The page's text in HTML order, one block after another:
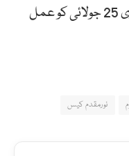
کیا تھا جبکہ ان کے والدین کی گرفتاری 25 جولائی کو عمل
نورمقدم کیس